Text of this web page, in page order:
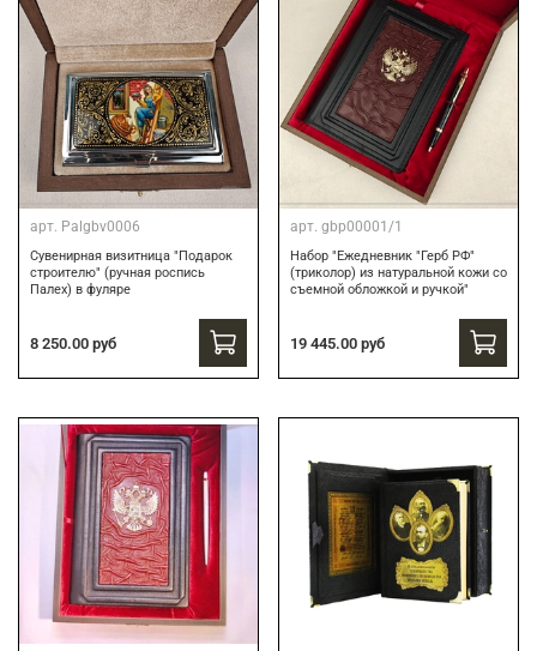
арт. Palgbv0006
Сувенирная визитница "Подарок
строителю" (ручная роспись
Палех) в фуляре
8 250.00 руб
арт. gbp00001/1
Набор "Ежедневник "Герб РФ"
(триколор) из натуральной кожи со
съемной обложкой и ручкой"
19 445.00 руб